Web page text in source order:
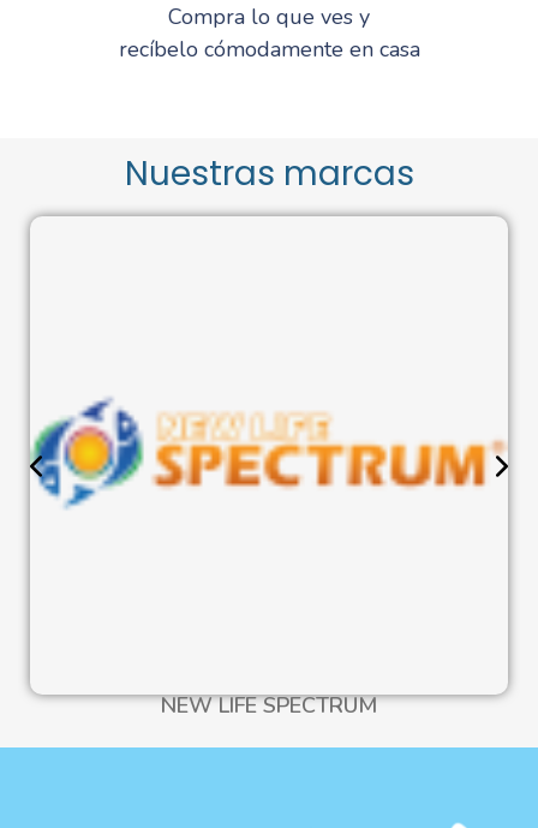
Compra lo que ves y
recíbelo cómodamente en casa
Nuestras marcas
NEW LIFE SPECTRUM